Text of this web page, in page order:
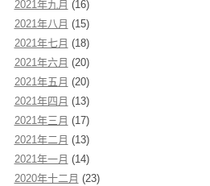
2021年九月 (16)
2021年八月 (15)
2021年七月 (18)
2021年六月 (20)
2021年五月 (20)
2021年四月 (13)
2021年三月 (17)
2021年二月 (13)
2021年一月 (14)
2020年十二月 (23)